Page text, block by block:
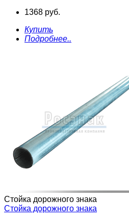
1368 руб.
Купить
Подробнее..
Стойка дорожного знака
Стойка дорожного знака